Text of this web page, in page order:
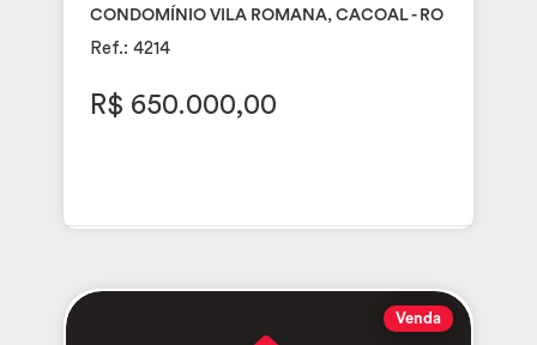
CONDOMÍNIO VILA ROMANA, CACOAL - RO
Ref.: 4214
R$ 650.000,00
Venda